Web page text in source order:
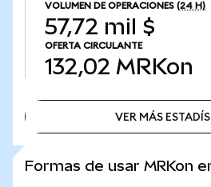
VOLUMEN DE OPERACIONES (24 H)
57,72 mil $
OFERTA CIRCULANTE
132,02 MRKon
VER MÁS
Formas de usar MRKon